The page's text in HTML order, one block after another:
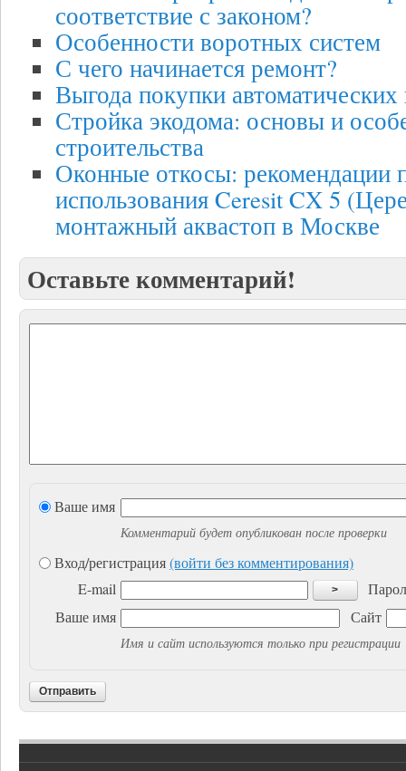
соответствие с законом?
Особенности воротных систем
С чего начинается ремонт?
Выгода покупки
Стройка экодома: основы и
строительства
Оконные откосы: рекомендации
использования Ceresit CX 5
монтажный аквастоп в Москве
Оставьте комментарий!
Ваше имя
Комментарий будет опубликован после проверки
Вход/регистрация(войти без комментирования)
E-mail
>
Ваше имя
Сайт
Имя и сайт используются только при регистрации
Отправить